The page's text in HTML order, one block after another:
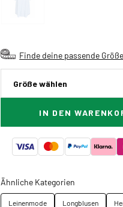
Finde deine passende Größe
Größe wählen
IN DEN
Ähnliche Kategorien
Leinenmode Longblusen